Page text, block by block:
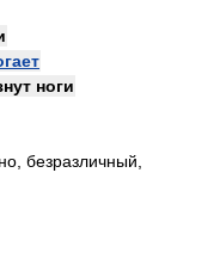
ноги
безразличный,